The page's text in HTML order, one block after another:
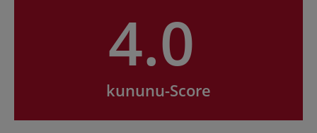
4.0
kununu-Score